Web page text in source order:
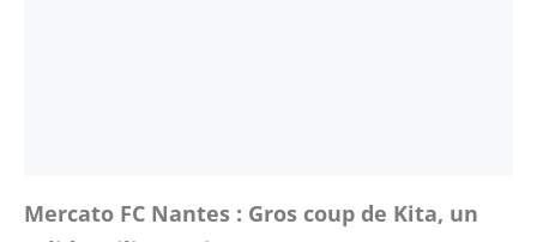
Mercato FC Nantes : Gros coup de Kita, un